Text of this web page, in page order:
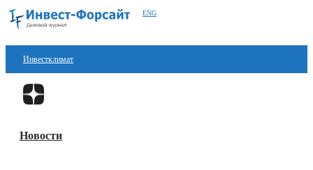
ENG
Инвестклимат
Финансы
Блокчейн
Новости